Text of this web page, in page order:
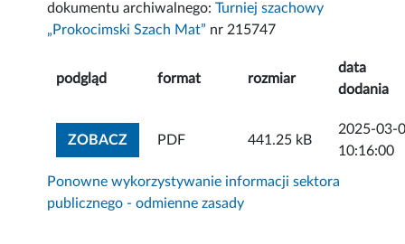
dokumentu archiwalnego:Turniej szachowy
„Prokocimski Szach Mat” nr 215747
podgląd format rozmiar
data
dodania
ZOBACZZOBACZ ZAŁĄCZNIK
PDF 441.25 kB
2025-03-
10:16:00
Ponowne wykorzystywanie informacji sektora
publicznego - odmienne zasady